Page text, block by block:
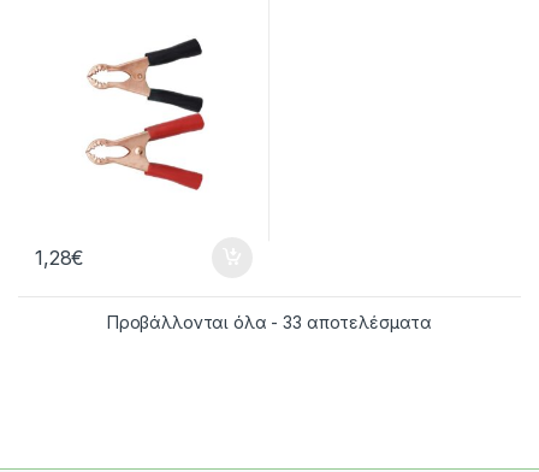
1,28€
Προβάλλονται όλα - 33 αποτελέσματα